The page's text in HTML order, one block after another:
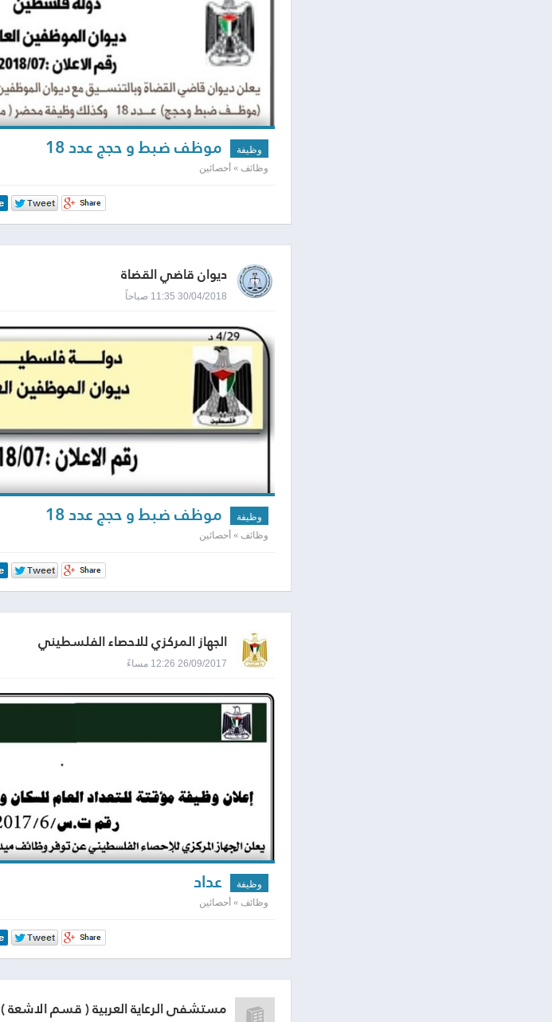
وظيفة موظف ضبط و حجج عدد 18
وظائف » أحصائين
ديوان قاضي القضاة
30/04/2018 11:35 صباحاً
وظيفة موظف ضبط و حجج عدد 18
وظائف » أحصائين
الجهاز المركزي للاحصاء الفلسطيني
26/09/2017 12:26 مساءً
وظيفة عداد
وظائف » أحصائين
مستشفى الرعاية العربية ( قسم الاشعة )